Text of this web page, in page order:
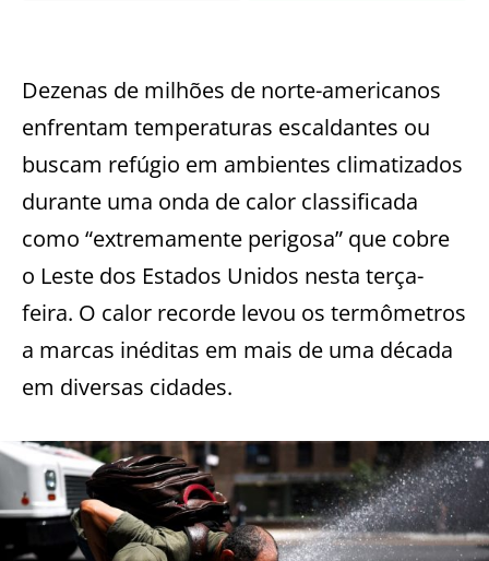
Dezenas de milhões de norte-americanos
enfrentam temperaturas escaldantes ou
buscam refúgio em ambientes climatizados
durante uma onda de calor classificada
como “extremamente perigosa” que cobre
o Leste dos Estados Unidos nesta terça-
feira. O calor recorde levou os termômetros
a marcas inéditas em mais de uma década
em diversas cidades.